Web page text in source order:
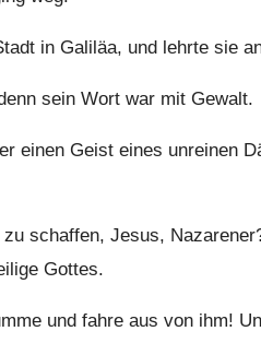
in Galiläa, und lehrte sie
sein Wort war mit Gewalt.
einen Geist eines unreinen
schaffen, Jesus,
Gottes.
und fahre aus von ihm!